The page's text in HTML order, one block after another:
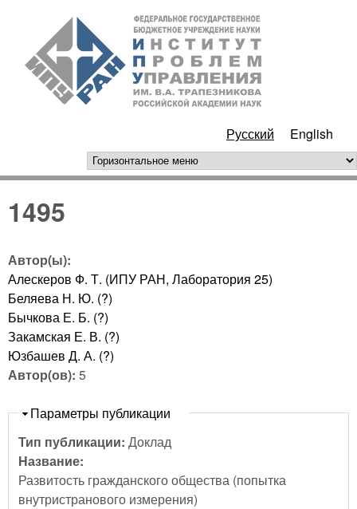
Перейти к основному
содержанию
РАН
Русский English
горизонтальное меню
1495
Автор(ы):
Алескеров Ф. Т. (ИПУ РАН, Лаборатория 25)
Беляева Н. Ю. (?)
Бычкова Е. Б. (?)
Закамская Е. В. (?)
Юзбашев Д. А. (?)
Автор(ов): 5
Скрыть
Параметры публикации
Тип публикации: Доклад
Название:
Развитость гражданского общества (попытка
внутристранового измерения)